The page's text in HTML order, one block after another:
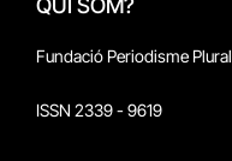
QUI SOM?
Fundació Periodisme Plural
ISSN 2339 - 9619